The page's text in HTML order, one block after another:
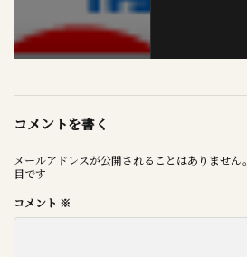
コメントを書く
メールアドレスが公開されることはありません。
目です
コメント ※